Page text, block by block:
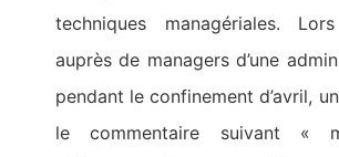
techniques managériales.
auprès de managers d’une
pendant le confinement d’avril,
le commentaire suivant «